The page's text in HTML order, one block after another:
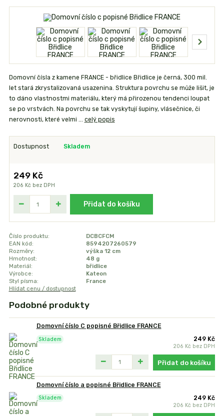
Domovní čísla z kamene FRANCE - břidlice Břidlice je černá, 300 mil.
let stará zkrystalizovaná usazenina. Struktura povrchu se může lišit, je
to dáno vlastnostmi materiálu, který má přirozenou tendenci loupat
se po vrstvách. Na povrchu se tak vyskytují šupiny, vlásečnice, či
nerovnosti, které velmi ... celý popis
Dostupnost Skladem
249 Kč
206 Kč bez DPH
Přidat do košíku
Číslo produktu:
DCBCFCM
EAN kód:
8594207260579
Rozměry:
výška 12 cm
Hmotnost:
48 g
Materiál:
břidlice
Výrobce:
Kateon
Styl písma:
France
Hlídat cenu / dostupnost
Podobné produkty
Domovní číslo C popisné Břidlice FRANCE
249 Kč
206 Kč bez DPH
Skladem
Přidat do košíku
Domovní číslo a popisné Břidlice FRANCE
249 Kč
206 Kč bez DPH
Skladem